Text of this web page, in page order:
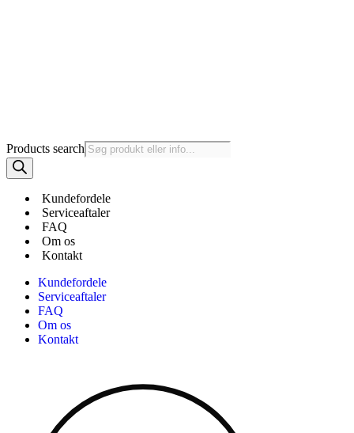
Products search
Kundefordele
Serviceaftaler
FAQ
Om os
Kontakt
Kundefordele
Serviceaftaler
FAQ
Om os
Kontakt